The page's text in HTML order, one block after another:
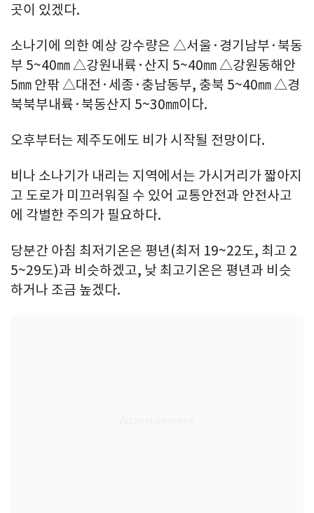
곳이 있겠다.
소나기에 의한 예상 강수량은 △서울·경기남부·북동
부 5~40㎜ △강원내륙·산지 5~40㎜ △강원동해안
5㎜ 안팎 △대전·세종·충남동부, 충북 5~40㎜ △경
북북부내륙·북동산지 5~30㎜이다.
오후부터는 제주도에도 비가 시작될 전망이다.
비나 소나기가 내리는 지역에서는 가시거리가 짧아지
고 도로가 미끄러워질 수 있어 교통안전과 안전사고
에 각별한 주의가 필요하다.
당분간 아침 최저기온은 평년(최저 19~22도, 최고 2
5~29도)과 비슷하겠고, 낮 최고기온은 평년과 비슷
하거나 조금 높겠다.